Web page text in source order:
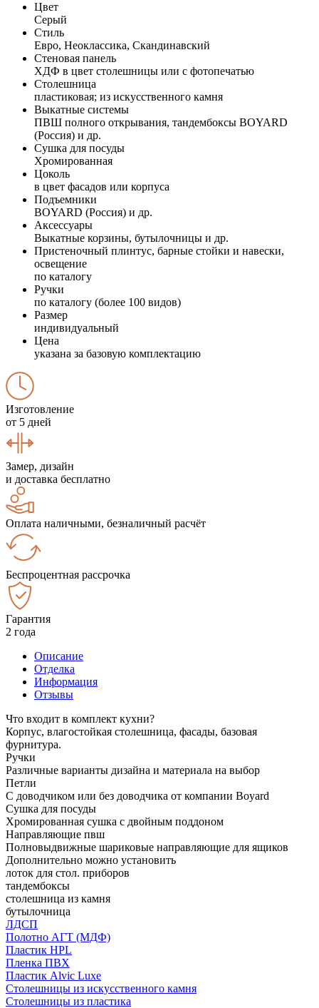
Цвет
Серый
Стиль
Евро, Неоклассика, Скандинавский
Стеновая панель
ХДФ в цвет столешницы или с фотопечатью
Столешница
пластиковая; из искусственного камня
Выкатные системы
ПВШ полного открывания, тандембоксы BOYARD
(Россия) и др.
Сушка для посуды
Хромированная
Цоколь
в цвет фасадов или корпуса
Подъемники
BOYARD (Россия) и др.
Аксессуары
Выкатные корзины, бутылочницы и др.
Пристеночный плинтус, барные стойки и навески,
освещение
по каталогу
Ручки
по каталогу (более 100 видов)
Размер
индивидуальный
Цена
указана за базовую комплектацию
Изготовление
от 5 дней
Замер, дизайн
и доставка бесплатно
Оплата наличными, безналичный расчёт
Беспроцентная рассрочка
Гарантия
2 года
Описание
Отделка
Информация
Отзывы
Что входит в комплект кухни?
Корпус, влагостойкая столешница, фасады, базовая
фурнитура.
Ручки
Различные варианты дизайна и материала на выбор
Петли
С доводчиком или без доводчика от компании Boyard
Сушка для посуды
Хромированная сушка с двойным поддоном
Направляющие пвш
Полновыдвижные шариковые направляющие для ящиков
Дополнительно можно установить
лоток для стол. приборов
тандембоксы
столешница из камня
бутылочница
ЛДСП
Полотно АГТ (МДФ)
Пластик HPL
Пленка ПВХ
Пластик Alvic Luxe
Столешницы из искусственного камня
Столешницы из пластика